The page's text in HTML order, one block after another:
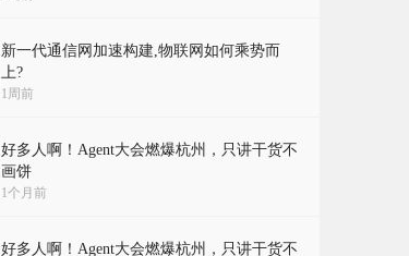
新一代通信网加速构建,物联网如何乘势而
上?
1周前
好多人啊！Agent大会燃爆杭州，只讲干货不
画饼
1个月前
好多人啊！Agent大会燃爆杭州，只讲干货不